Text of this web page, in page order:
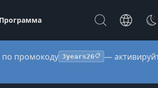
по промокоду 3years26📋 —